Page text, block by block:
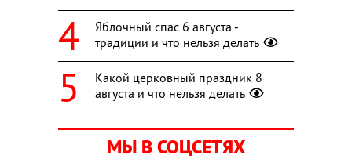
Яблочный спас 6 августа -
традиции и что нельзя делать
Какой церковный праздник 8
августа и что нельзя делать
МЫ В СОЦСЕТЯХ